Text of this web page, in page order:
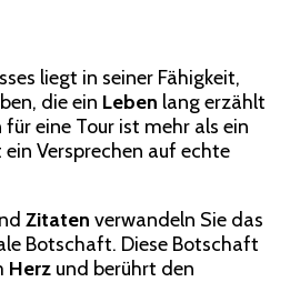
liegt in seiner Fähigkeit,
die ein Leben lang erzählt
eine Tour ist mehr als ein
Versprechen auf echte
Zitaten verwandeln Sie das
Botschaft. Diese Botschaft
Herz und berührt den